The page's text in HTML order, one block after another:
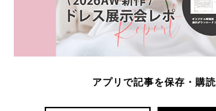
アプリで記事を保存・購読